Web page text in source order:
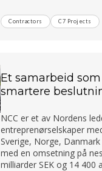
Contractors C7 Projects
Et samarbeid
smartere
NCC er et av Nordens
entreprenørselskaper
Sverige, Norge,
med en omsetning på
milliarder SEK og 14 400